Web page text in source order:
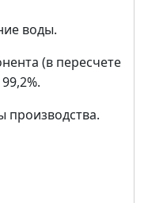
воды.
(в пересчете
производства.